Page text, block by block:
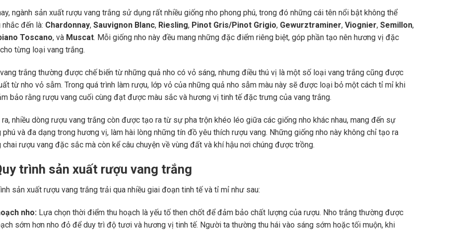
ngành sản xuất rượu vang trắng sử dụng rất nhiều giống nho phong phú, trong đó những cái tên nổi bật không thể
nhắc đến là: Chardonnay, Sauvignon Blanc, Riesling, Pinot Gris/Pinot Grigio, Gewurztraminer, Viognier, Semillon,
Toscano, và Muscat. Mỗi giống nho này đều mang những đặc điểm riêng biệt, góp phần tạo nên hương vị đặc
từng loại vang trắng.
trắng thường được chế biến từ những quả nho có vỏ sáng, nhưng điều thú vị là một số loại vang trắng cũng được
từ nho vỏ sẫm. Trong quá trình làm rượu, lớp vỏ của những quả nho sẫm màu này sẽ được loại bỏ một cách tỉ mỉ khi
bảo rằng rượu vang cuối cùng đạt được màu sắc và hương vị tinh tế đặc trưng của vang trắng.
ra, nhiều dòng rượu vang trắng còn được tạo ra từ sự pha trộn khéo léo giữa các giống nho khác nhau, mang đến sự
phú và đa dạng trong hương vị, làm hài lòng những tín đồ yêu thích rượu vang. Những giống nho này không chỉ tạo ra
chai rượu vang đặc sắc mà còn kể câu chuyện về vùng đất và khí hậu nơi chúng được trồng.
trình sản xuất rượu vang trắng
sản xuất rượu vang trắng trải qua nhiều giai đoạn tinh tế và tỉ mỉ như sau:
nho:Lựa chọn thời điểm thu hoạch là yếu tố then chốt để đảm bảo chất lượng của rượu. Nho trắng thường được
sớm hơn nho đỏ để duy trì độ tươi và hương vị tinh tế. Người ta thường thu hái vào sáng sớm hoặc tối muộn, khi